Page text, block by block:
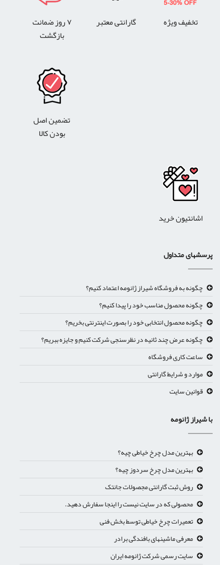
تخفیف ویژه گارانتی معتبر
۷ روز ضمانت
بازگشت
تضمین اصل
بودن کالا
اشانتیون خرید
پرسشهای متداول
چگونه به فروشگاه شیراز ژانومه اعتماد کنیم؟
چگونه محصول مناسب خود را پیدا کنیم؟
چگونه محصول انتخابی خود را بصورت اینترنتی بخریم؟
چگونه عرض چند ثانیه در نظرسنجی شرکت کنیم و جایزه ببریم؟
ساعت کاری فروشگاه
موارد و شرایط گارانتی
قوانین سایت
با شیراز ژانومه
بهترین مدل چرخ خیاطی چیه؟
بهترین مدل چرخ سردوز چیه؟
روش ثبت گارانتی مجصولات جانتک
محصولی که در سایت نیست را اینجا سفارش دهید.
تعمیرات چرخ خیاطی توسط بخش فنی
معرفی ماشینهای بافندگی برادر
سایت رسمی شرکت ژانومه ایران